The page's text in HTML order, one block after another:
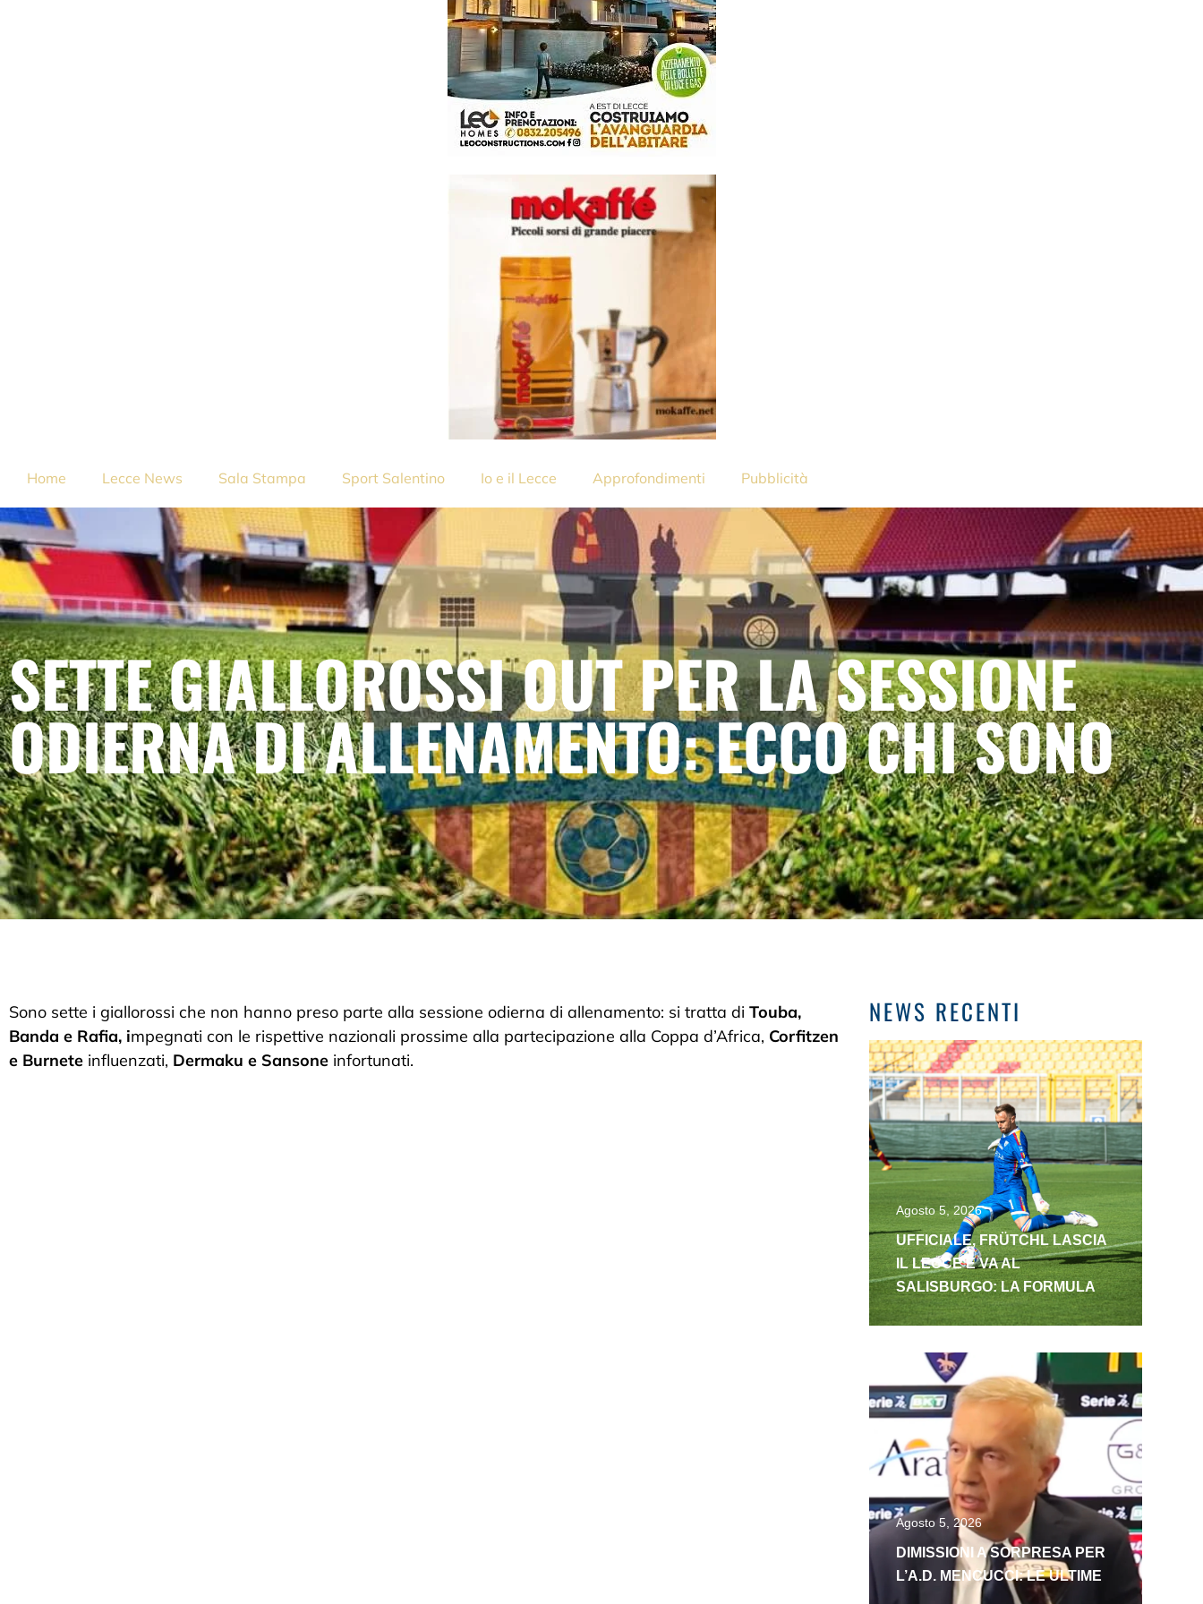
Home Lecce News Sala Stampa Sport Salentino Io e il Lecce Approfondimenti Pubblicità
SETTE GIALLOROSSI OUT PER LA SESSIONE
ODIERNA DI ALLENAMENTO: ECCO CHI SONO
Sono sette i giallorossi che non hanno preso parte alla sessione odierna di allenamento: si tratta di Touba,
Banda e Rafia, impegnati con le rispettive nazionali prossime alla partecipazione alla Coppa d’Africa, Corfitzen
e Burnete influenzati, Dermaku e Sansone infortunati.
NEWS RECENTI
Agosto 5, 2026
UFFICIALE, FRÜTCHL LASCIA
IL LECCE E VA AL
SALISBURGO: LA FORMULA
Agosto 5, 2026
DIMISSIONI A SORPRESA PER
L’A.D. MENCUCCI: LE ULTIME